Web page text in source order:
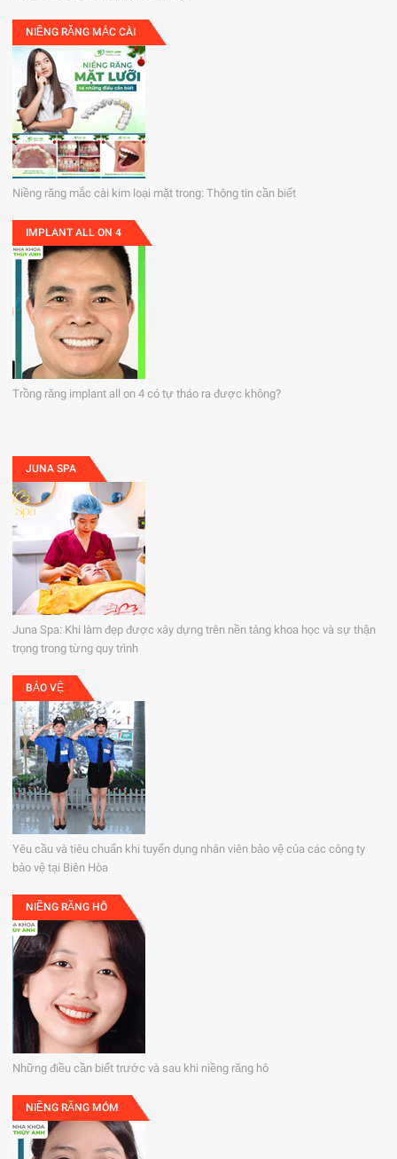
NIỀNG RĂNG MẮC CÀI
Niềng răng mắc cài kim loại mặt trong: Thông tin cần biết
IMPLANT ALL ON 4
Trồng răng implant all on 4 có tự tháo ra được không?
JUNA SPA
Juna Spa: Khi làm đẹp được xây dựng trên nền tảng khoa học và sự thận
trọng trong từng quy trình
BẢO VỆ
Yêu cầu và tiêu chuẩn khi tuyển dụng nhân viên bảo vệ của các công ty
bảo vệ tại Biên Hòa
NIỀNG RĂNG HÔ
Những điều cần biết trước và sau khi niềng răng hô
NIỀNG RĂNG MÓM